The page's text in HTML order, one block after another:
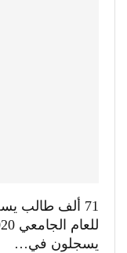
71 ألف طالب
يسجلون في…